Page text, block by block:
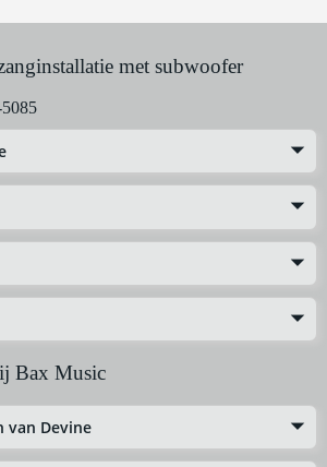
met subwoofer
Bax Music
van Devine